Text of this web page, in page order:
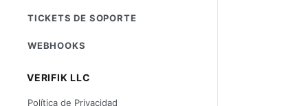
TICKETS DE SOPORTE
WEBHOOKS
VERIFIK LLC
Política de Privacidad